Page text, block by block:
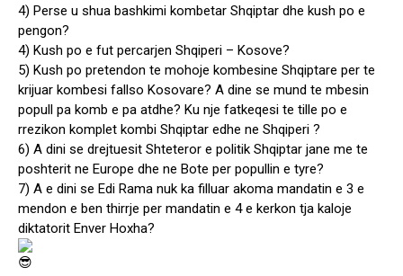
4) Perse u shua bashkimi kombetar Shqiptar dhe kush po e
pengon?
4) Kush po e fut percarjen Shqiperi – Kosove?
5) Kush po pretendon te mohoje kombesine Shqiptare per te
krijuar kombesi fallso Kosovare? A dine se mund te mbesin
popull pa komb e pa atdhe? Ku nje fatkeqesi te tille po e
rrezikon komplet kombi Shqiptar edhe ne Shqiperi ?
6) A dini se drejtuesit Shteteror e politik Shqiptar jane me te
poshterit ne Europe dhe ne Bote per popullin e tyre?
7) A e dini se Edi Rama nuk ka filluar akoma mandatin e 3 e
mendon e ben thirrje per mandatin e 4 e kerkon tja kaloje
diktatorit Enver Hoxha?